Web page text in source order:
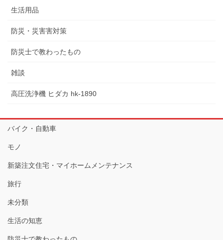
生活用品
防災・災害害対策
防災士で教わったもの
雑談
高圧洗浄機 ヒダカ hk-1890
バイク・自動車
モノ
新築注文住宅・マイホームメンテナンス
旅行
未分類
生活の知恵